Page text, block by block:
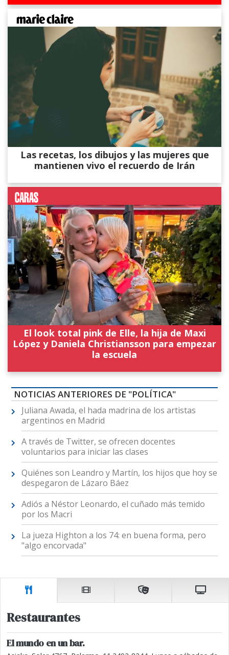
Las recetas, los dibujos y las mujeres que
mantienen vivo el recuerdo de Irán
El look total pink de Elle, la hija de Maxi
López y Daniela Christiansson para empezar
la escuela
NOTICIAS ANTERIORES DE "POLÍTICA"
Juliana Awada, el hada madrina de los artistas
argentinos en Madrid
A través de Twitter, se ofrecen docentes
voluntarios para iniciar las clases
Quiénes son Leandro y Martín, los hijos que hoy se
despegaron de Lázaro Báez
Adiós a Néstor Leonardo, el cuñado más temido
por los Macri
La jueza Highton a los 74: en buena forma, pero
"algo encorvada"
Restaurantes
El mundo en un bar.